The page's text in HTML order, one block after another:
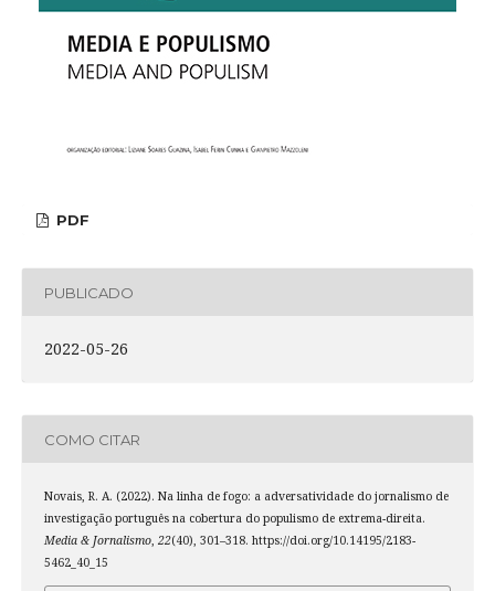
PDF
PUBLICADO
2022-05-26
COMO CITAR
Novais, R. A. (2022). Na linha de fogo: a adversatividade do jornalismo de
investigação português na cobertura do populismo de extrema-direita.
Media & Jornalismo, 22(40), 301–318. https://doi.org/10.14195/2183-
5462_40_15